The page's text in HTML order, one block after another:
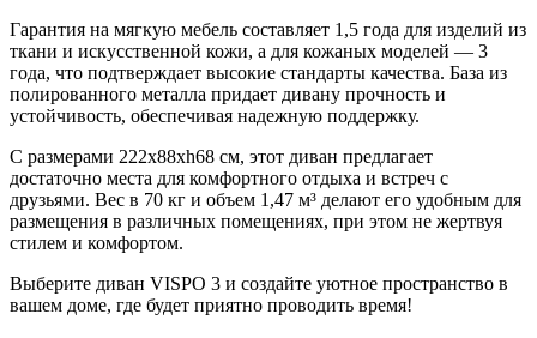
Гарантия на мягкую мебель составляет 1,5 года для изделий из
ткани и искусственной кожи, а для кожаных моделей — 3
года, что подтверждает высокие стандарты качества. База из
полированного металла придает дивану прочность и
устойчивость, обеспечивая надежную поддержку.
С размерами 222x88xh68 см, этот диван предлагает
достаточно места для комфортного отдыха и встреч с
друзьями. Вес в 70 кг и объем 1,47 м³ делают его удобным для
размещения в различных помещениях, при этом не жертвуя
стилем и комфортом.
Выберите диван VISPO 3 и создайте уютное пространство в
вашем доме, где будет приятно проводить время!